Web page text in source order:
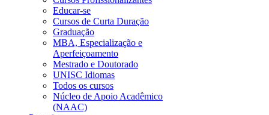
Educar-se
Cursos de Curta Duração
Graduação
MBA, Especialização e
Aperfeiçoamento
Mestrado e Doutorado
UNISC Idiomas
Todos os cursos
Núcleo de Apoio Acadêmico
(NAAC)